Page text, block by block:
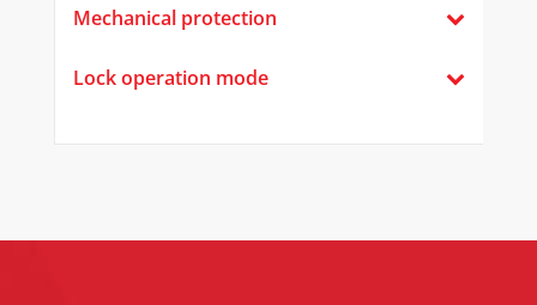
Mechanical protection
Lock operation mode